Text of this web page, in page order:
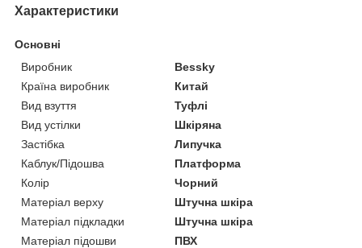
Характеристики
Основні
Виробник
Bessky
Країна виробник
Китай
Вид взуття
Туфлі
Вид устілки
Шкіряна
Застібка
Липучка
Каблук/Підошва
Платформа
Колір
Чорний
Матеріал верху
Штучна шкіра
Матеріал підкладки
Штучна шкіра
Матеріал підошви
ПВХ